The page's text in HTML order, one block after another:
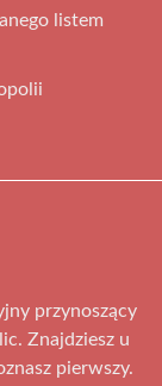
listem
przynoszący
Znajdziesz u
pierwszy.